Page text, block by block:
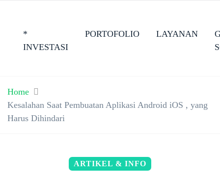
*
INVESTASI
PORTOFOLIO LAYANAN
Home
Kesalahan Saat Pembuatan Aplikasi Android iOS , yang
Harus Dihindari
ARTIKEL & INFO